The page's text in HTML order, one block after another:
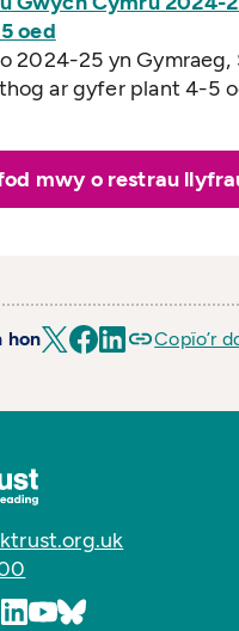
oed
2024-25 yn Gymraeg,
ar gyfer plant 4-5
mwy o restrau
hon Copïo’r